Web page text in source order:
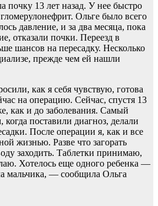
почку 13 лет назад. У нее быстро
Ольге было всего
давление, и за два месяца, пока
отказали почки. Переезд в
шансов на пересадку. Несколько
прежде чем ей нашли
как я себя чувствую, готова
на операцию. Сейчас, спустя 13
как и до заболевания. Самый
поставили диагноз, делали
После операции я, как и все
жизнью. Разве что загорать
заходить. Таблетки принимаю,
Хотелось еще одного ребенка ―
мальчика, ― сообщила Ольга